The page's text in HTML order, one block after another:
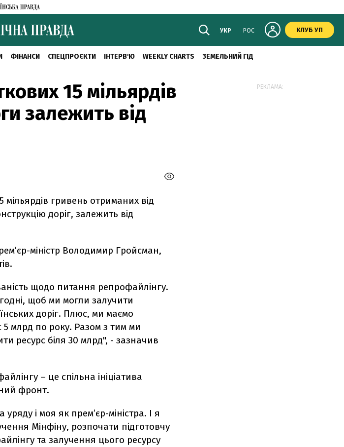
УКР РОС КЛУБ УП
ФІНАНСИ СПЕЦПРОЄКТИ ІНТЕРВ'Ю WEEKLY CHARTS ЗЕМЕЛЬНИЙ ГІД
15 мільярдів
залежить від
гривень отриманих від
доріг, залежить від
міністр Володимир Гройсман,
щодо питання репрофайлінгу.
щоб ми могли залучити
доріг. Плюс, ми маємо
млрд по року. Разом з тим ми
ресурс біля 30 млрд", - зазначив
– це спільна ініціатива
фронт.
і моя як прем’єр-міністра. І я
Мінфіну, розпочати підготовчу
та залучення цього ресурсу
РЕКЛАМА: